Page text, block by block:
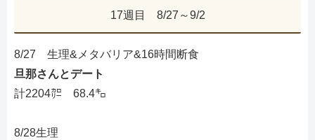
17週目 8/27～9/2
8/27 生理&メタバリア&16時間断食
旦那さんとデート
計2204㌍ 68.4㌔
8/28生理